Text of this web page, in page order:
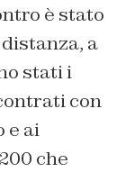
è stato
a
stati i
con
e ai
che